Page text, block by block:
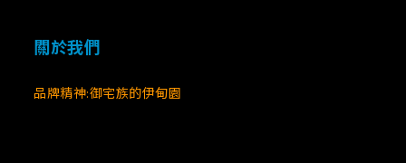
關於我們
品牌精神:御宅族的伊甸園